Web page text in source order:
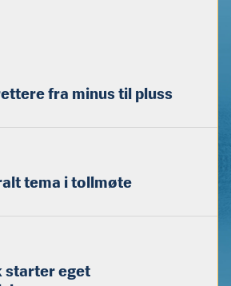
fra minus til pluss
tema i tollmøte
starter eget